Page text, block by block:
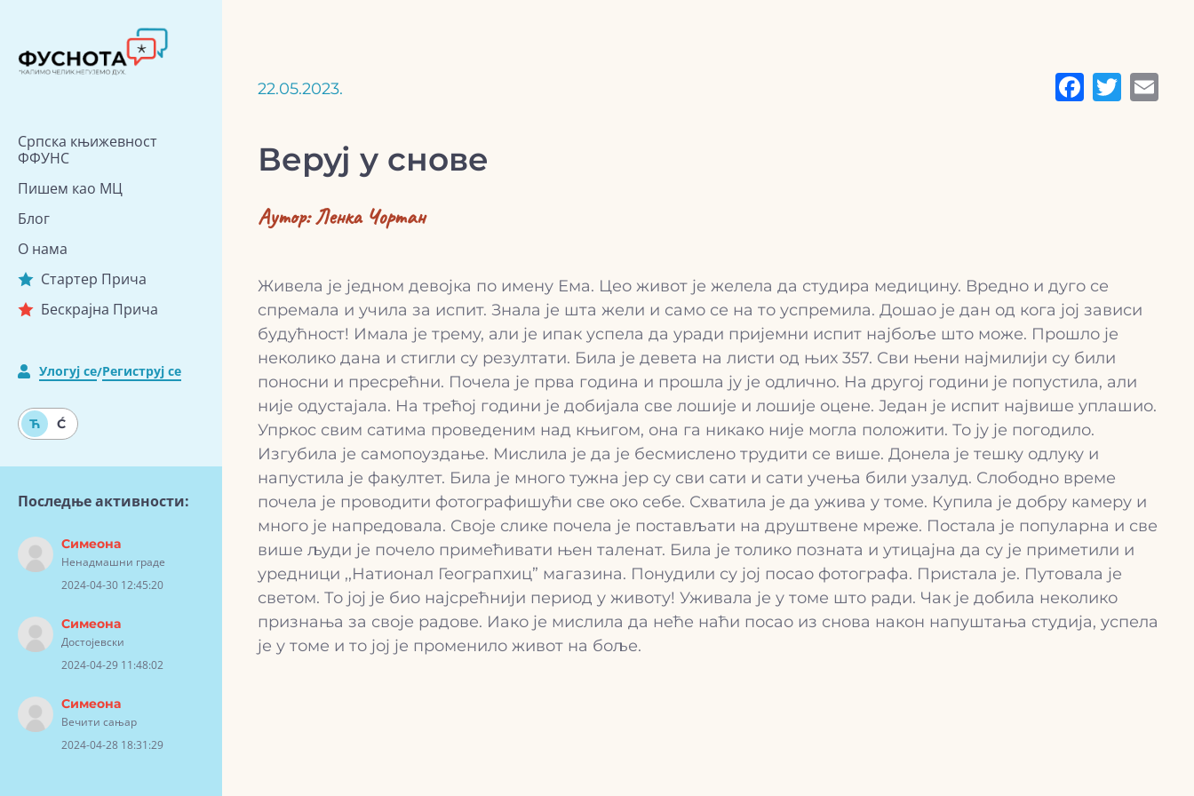
цонтент
Српска књижевност
ФФУНС
Пишем као МЦ
Блог
О нама
Стартер Прича
Бескрајна Прича
Улогуј се/Региструј се
Ћ Ć
Последње активности:
Симеона
Ненадмашни граде
2024-04-30 12:45:20
Симеона
Достојевски
2024-04-29 11:48:02
Симеона
Вечити сањар
2024-04-28 18:31:29
22.05.2023.
Веруј у снове
Аутор:Ленка Чортан
Живела је једном девојка по имену Ема. Цео живот је желела да студира медицину. Вредно и дуго се
спремала и учила за испит. Знала је шта жели и само се на то успремила. Дошао је дан од кога јој зависи
будућност! Имала је трему, али је ипак успела да уради пријемни испит најбоље што може. Прошло је
неколико дана и стигли су резултати. Била је девета на листи од њих 357. Сви њени најмилији су били
поносни и пресрећни. Почела је прва година и прошла ју је одлично. На другој години је попустила, али
није одустајала. На трећој години је добијала све лошије и лошије оцене. Један је испит највише уплашио.
Упркос свим сатима проведеним над књигом, она га никако није могла положити. То ју је погодило.
Изгубила је самопоуздање. Мислила је да је бесмислено трудити се више. Донела је тешку одлуку и
напустила је факултет. Била је много тужна јер су сви сати и сати учења били узалуд. Слободно време
почела је проводити фотографишући све око себе. Схватила је да ужива у томе. Купила је добру камеру и
много је напредовала. Своје слике почела је постављати на друштвене мреже. Постала је популарна и све
више људи је почело примећивати њен таленат. Била је толико позната и утицајна да су је приметили и
уредници ,,Натионал Геограпхиц” магазина. Понудили су јој посао фотографа. Пристала је. Путовала је
светом. То јој је био најсрећнији период у животу! Уживала је у томе што ради. Чак је добила неколико
признања за своје радове. Иако је мислила да неће наћи посао из снова након напуштања студија, успела
је у томе и то јој је променило живот на боље.